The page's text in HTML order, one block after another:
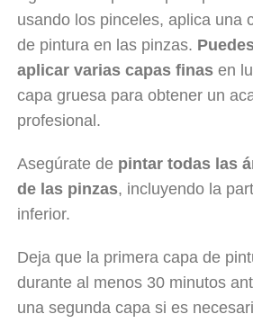
usando los pinceles, aplica una
de pintura en las pinzas.
aplicar varias capas finas en
capa gruesa para obtener un
profesional.
Asegúrate de pintar todas las
de las pinzas, incluyendo la
inferior.
Deja que la primera capa de
durante al menos 30 minutos
una segunda capa si es